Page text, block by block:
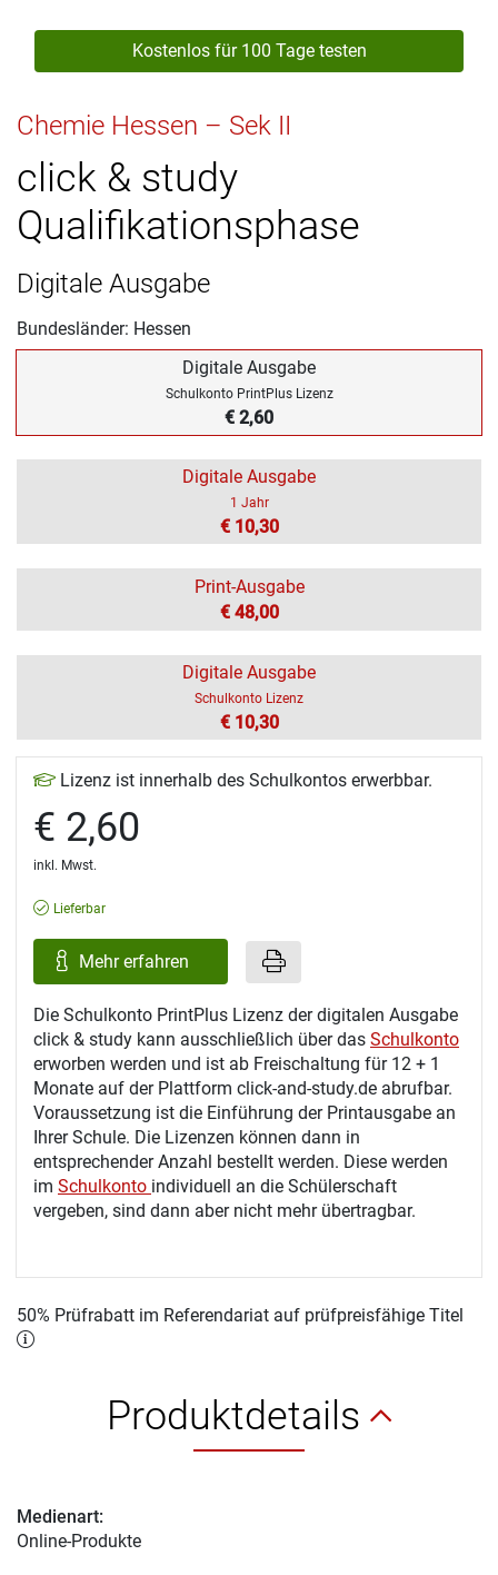
Kostenlos für 100 Tage testen
Chemie Hessen – Sek II
click & study
Qualifikationsphase
Digitale Ausgabe
Bundesländer: Hessen
Digitale Ausgabe
Schulkonto PrintPlus Lizenz
€ 2,60
Digitale Ausgabe
1 Jahr
€ 10,30
Print-Ausgabe
€ 48,00
Digitale Ausgabe
Schulkonto Lizenz
€ 10,30
Lizenz ist innerhalb des Schulkontos erwerbbar.
€ 2,60
inkl. Mwst.
Lieferbar
Mehr erfahren
Die Schulkonto PrintPlus Lizenz der digitalen Ausgabe
click & study kann ausschließlich über das Schulkonto
erworben werden und ist ab Freischaltung für 12 + 1
Monate auf der Plattform click-and-study.de abrufbar.
Voraussetzung ist die Einführung der Printausgabe an
Ihrer Schule. Die Lizenzen können dann in
entsprechender Anzahl bestellt werden. Diese werden
im Schulkonto individuell an die Schülerschaft
vergeben, sind dann aber nicht mehr übertragbar.
50% Prüfrabatt im Referendariat auf prüfpreisfähige Titel
Produktdetails
Medienart:
Online-Produkte